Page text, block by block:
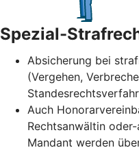
Spezial-
Absicherung bei
(Vergehen,
Auch
Rechtsanwältin
Mandant werden